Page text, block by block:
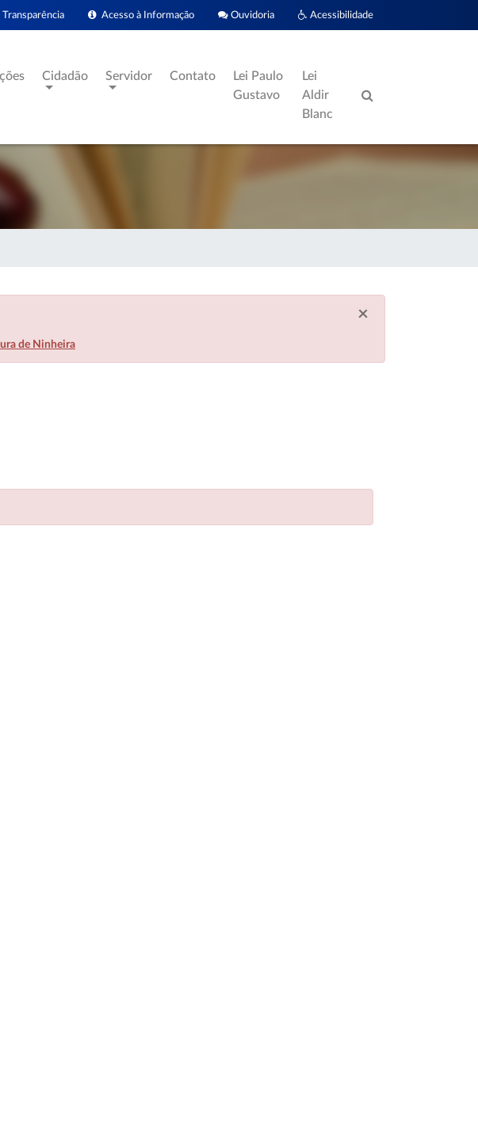
Acessibilidade
Ouvidoria
Acesso à Informação
Cidadão Servidor Contato
Lei Paulo
Gustavo
Lei
Aldir
Blanc
×
de Ninheira